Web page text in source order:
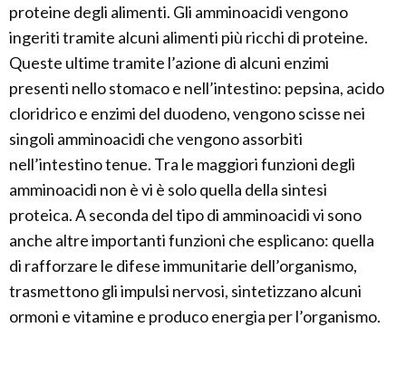
proteine degli alimenti. Gli amminoacidi vengono
ingeriti tramite alcuni alimenti più ricchi di proteine.
Queste ultime tramite l’azione di alcuni enzimi
presenti nello stomaco e nell’intestino: pepsina, acido
cloridrico e enzimi del duodeno, vengono scisse nei
singoli amminoacidi che vengono assorbiti
nell’intestino tenue. Tra le maggiori funzioni degli
amminoacidi non è vi è solo quella della sintesi
proteica. A seconda del tipo di amminoacidi vi sono
anche altre importanti funzioni che esplicano: quella
di rafforzare le difese immunitarie dell’organismo,
trasmettono gli impulsi nervosi, sintetizzano alcuni
ormoni e vitamine e produco energia per l’organismo.